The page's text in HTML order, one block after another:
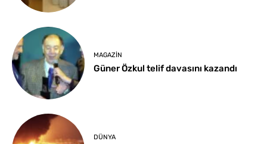
MAGAZIN
Güner Özkul telif davasını kazandı
DÜNYA